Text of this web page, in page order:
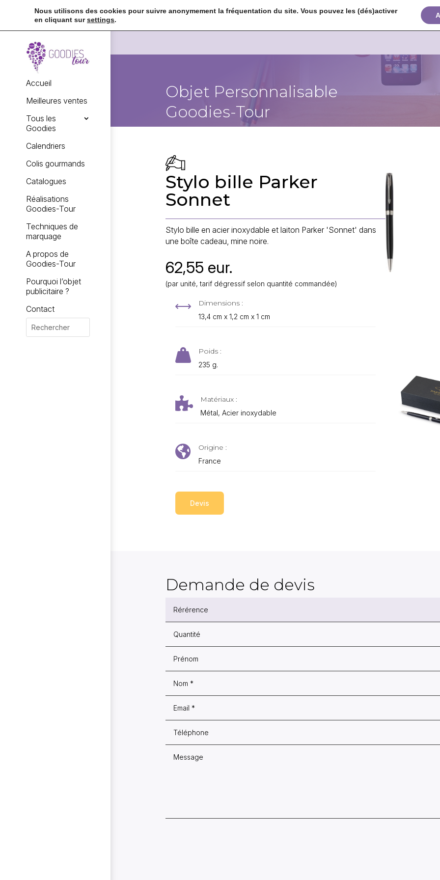
 
Accueil
Meilleures ventes
Tous les
Goodies
Calendriers
Colis gourmands
Catalogues
Réalisations
Goodies-Tour
Techniques de
marquage
A propos de
Goodies-Tour
Pourquoi l’objet
publicitaire ?
Contact
Objet Personnalisable
Goodies-Tour
Stylo bille Parker
Sonnet
Stylo bille en acier inoxydable et laiton Parker 'Sonnet' dans
une boîte cadeau, mine noire.
62,55 eur.
(par unité, tarif dégressif selon quantité commandée)
, Dimensions :
13,4 cm x 1,2 cm x 1 cm
 Poids :
235 g.
 Matériaux :
Métal, Acier inoxydable
 Origine :
France
Devis
Demande de devis
Nous utilisons des cookies pour suivre anonymement la fréquentation du site. Vous pouvez les (dés)activer
en cliquant sursettings.